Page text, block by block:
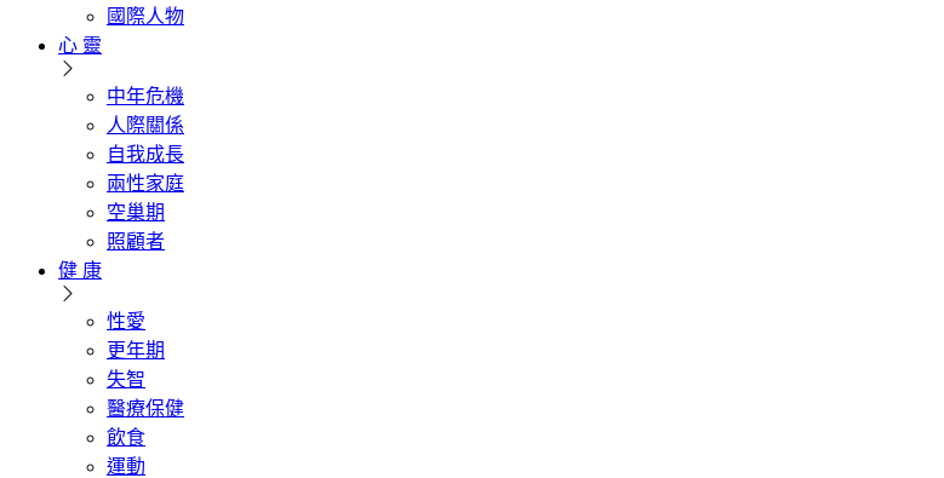
國際人物
心 靈
中年危機
人際關係
自我成長
兩性家庭
空巢期
照顧者
健 康
性愛
更年期
失智
醫療保健
飲食
運動